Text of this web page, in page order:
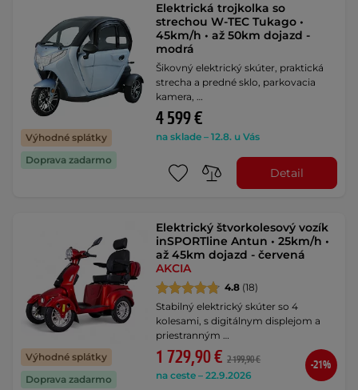
Výhodné splátky
Doprava zadarmo
Elektrická trojkolka so
strechou W-TEC Tukago •
45km/h • až 50km dojazd -
modrá
Šikovný elektrický skúter, praktická
strecha a predné sklo, parkovacia
kamera, …
4 599 €
na sklade – 12.8. u Vás
Detail
Výhodné splátky
Doprava zadarmo
Elektrický štvorkolesový vozík
inSPORTline Antun • 25km/h •
až 45km dojazd - červená
AKCIA
4.8 (18)
Stabilný elektrický skúter so 4
kolesami, s digitálnym displejom a
priestranným …
1 729,90 € 2 199,90 €
na ceste – 22.9.2026
-21%